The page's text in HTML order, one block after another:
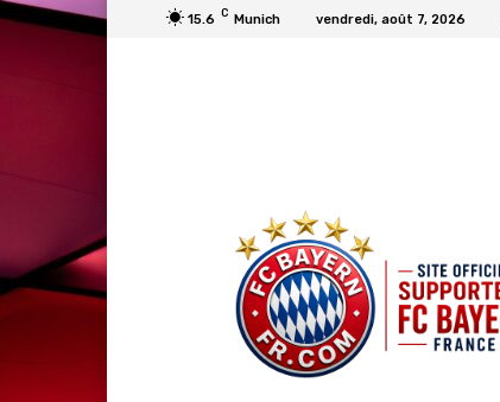
15.6 C Munich vendredi, août 7, 2026